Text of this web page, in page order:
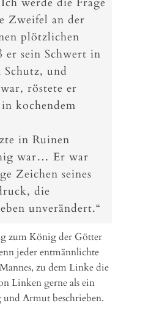
Zweifel an der
plötzlichen
sein Schwert in
und
röstete er
kochendem
in Ruinen
war… Er war
Zeichen seines
die
unverändert.“
zum König der Götter
jeder entmännlichte
zu dem Linke die
Linken gerne als ein
Armut beschrieben.